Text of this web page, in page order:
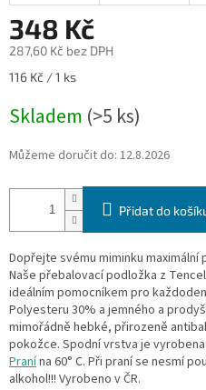
348 Kč
287,60 Kč bez DPH
Měrná
116 Kč / 1 ks
Skladem (>5 ks)
Můžeme doručit do: 12.8.2026
Přidat do
Dopřejte svému miminku
Naše přebalovací podložka z
ideálním pomocníkem pro
Polyesteru 30% a jemného a
mimořádně hebké, přirozeně
pokožce. Spodní vrstva je
Pranína 60° C. Při praní se nesmí
alkohol!!! Vyrobeno v ČR.